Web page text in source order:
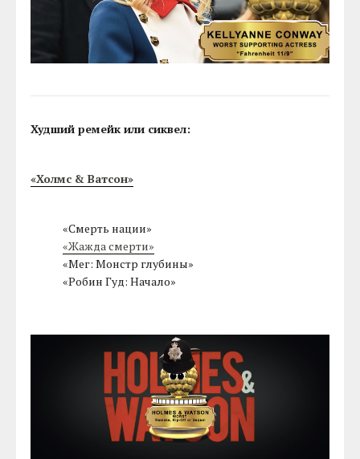
Худший ремейк или сиквел:
«Холмс & Ватсон»
«Смерть нации»
«Жажда смерти»
«Мег: Монстр глубины»
«Робин Гуд: Начало»